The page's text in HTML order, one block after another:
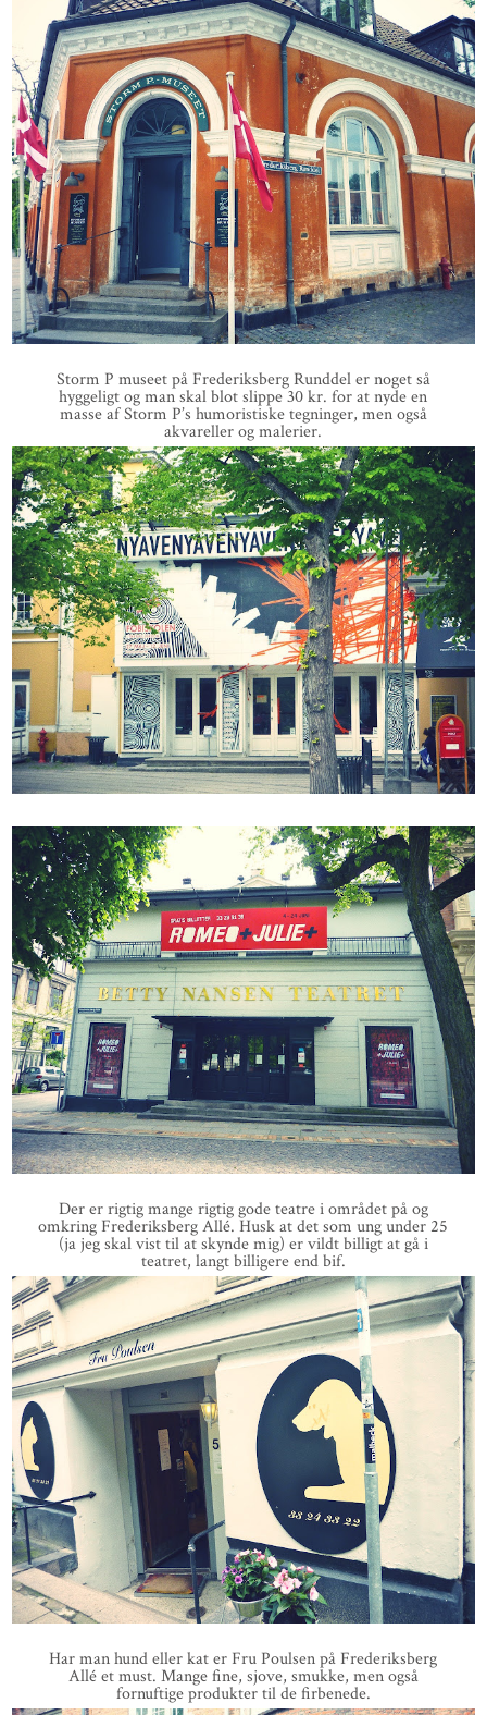
Storm P museet på Frederiksberg Runddel er noget så
hyggeligt og man skal blot slippe 30 kr. for at nyde en
masse af Storm P’s humoristiske tegninger, men også
akvareller og malerier.
Der er rigtig mange rigtig gode teatre i området på og
omkring Frederiksberg Allé. Husk at det som ung under 25
(ja jeg skal vist til at skynde mig) er vildt billigt at gå i
teatret, langt billigere end bif.
Har man hund eller kat er Fru Poulsen på Frederiksberg
Allé et must. Mange fine, sjove, smukke, men også
fornuftige produkter til de firbenede.